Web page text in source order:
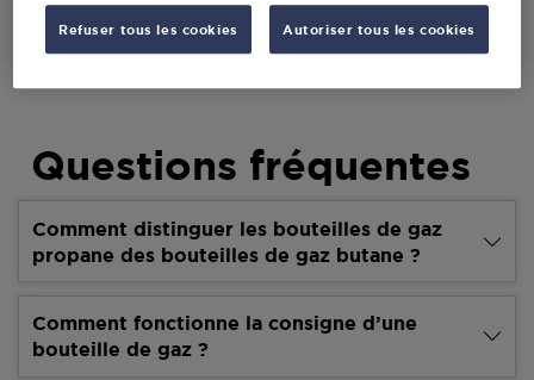
Questions fréquentes
Comment distinguer les bouteilles de gaz
propane des bouteilles de gaz butane ?
Comment fonctionne la consigne d’une
bouteille de gaz ?
Refuser tous les cookies Autoriser tous les cookies